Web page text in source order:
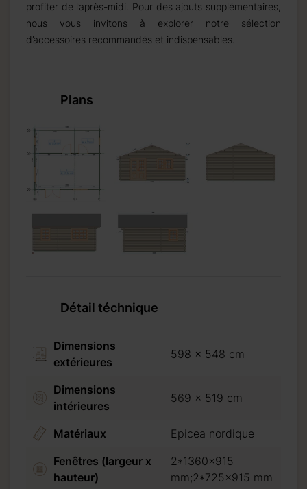
profiter de l’après-midi. Pour des ajouts supplémentaires,
nous vous invitons à explorer notre sélection
d’accessoires recommandés et indispensables.
Plans
Détail téchnique
Dimensions
extérieures
598 x 548 cm
Dimensions
intérieures
569 x 519 cm
Matériaux
Epicea nordique
Fenêtres (largeur x
hauteur)
2*1360x915
mm;2*725x915 mm